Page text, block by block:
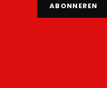
ABONNEREN